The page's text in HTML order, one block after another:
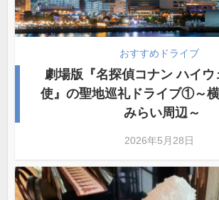
おすすめドライブ
劇場版『名探偵コナン ハイウ
使』の聖地巡礼ドライブ①～
みらい周辺～
2026年5月28日